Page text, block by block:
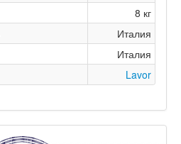
8 кг
Италия
Италия
Lavor